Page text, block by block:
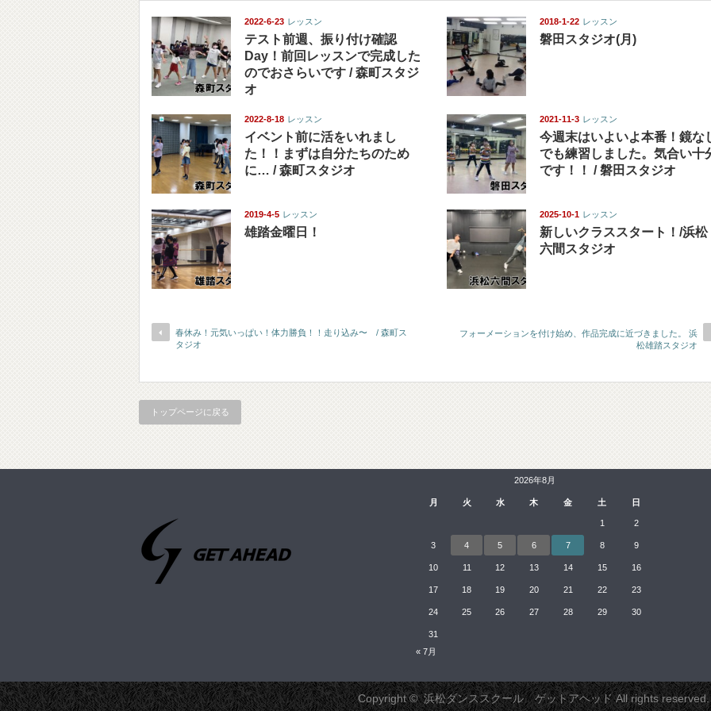
2022-6-23 レッスン
テスト前週、振り付け確認
Day！前回レッスンで完成した
のでおさらいです / 森町スタジ
オ
2018-1-22 レッスン
磐田スタジオ(月)
2022-8-18 レッスン
イベント前に活をいれまし
た！！まずは自分たちのため
に… / 森町スタジオ
2021-11-3 レッスン
今週末はいよいよ本番！鏡な
でも練習しました。気合い十
です！！ / 磐田スタジオ
2019-4-5 レッスン
雄踏金曜日！
2025-10-1 レッスン
新しいクラススタート！/浜松
六間スタジオ
春休み！元気いっぱい！体力勝負！！走り込み〜 / 森町ス
タジオ
フォーメーションを付け始め、作品完成に近づきました。 浜
松雄踏スタジオ
トップページに戻る
2026年8月
月 火 水 木 金 土 日
1 2
3 4 5 6 7 8 9
10 11 12 13 14 15 16
17 18 19 20 21 22 23
24 25 26 27 28 29 30
31
« 7月
Copyright ©浜松ダンススクール ゲットアヘッドAll rights reserved.